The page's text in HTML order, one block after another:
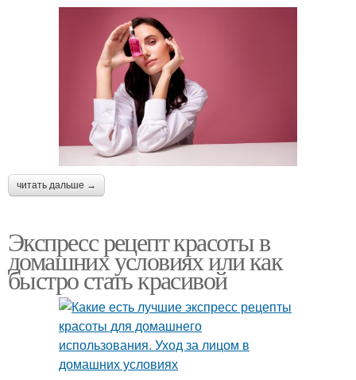
читать дальше →
Экспресс рецепт красоты в
домашних условиях или как
быстро стать красивой